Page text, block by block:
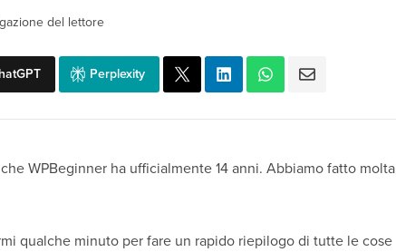
del lettore
Perplexity
WPBeginner ha ufficialmente 14 anni. Abbiamo fatto molta
qualche minuto per fare un rapido riepilogo di tutte le cose